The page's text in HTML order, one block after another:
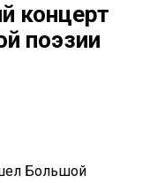
концерт
поэзии
Большой